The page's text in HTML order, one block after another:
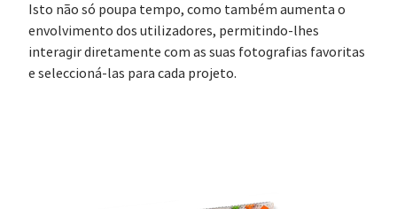
Isto não só poupa tempo, como também aumenta o
envolvimento dos utilizadores, permitindo-lhes
interagir diretamente com as suas fotografias favoritas
e seleccioná-las para cada projeto.